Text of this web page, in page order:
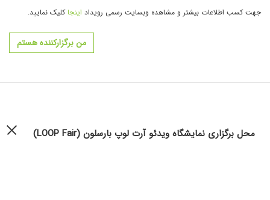
جهت کسب اطلاعات بیشتر و مشاهده وبسایت رسمی رویداد اینجاکلیک نمایید.
من برگزارکننده هستم
محل برگزاری نمایشگاه ویدئو آرت لوپ بارسلون (LOOP Fair)